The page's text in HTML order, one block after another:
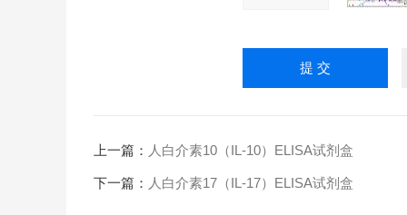
上一篇： 人白介素10（IL-10）ELISA试剂盒
下一篇： 人白介素17（IL-17）ELISA试剂盒